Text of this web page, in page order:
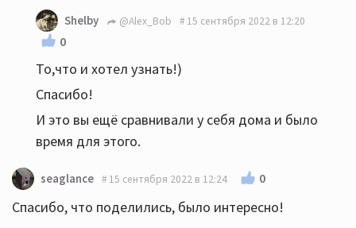
Shelby @Alex_Bob 15 сентября 2022 в 12:20
0
То,что и хотел узнать!)
Спасибо!
И это вы ещё сравнивали у себя дома и было
время для этого.
seaglance 15 сентября 2022 в 12:24 0
Спасибо, что поделились, было интересно!